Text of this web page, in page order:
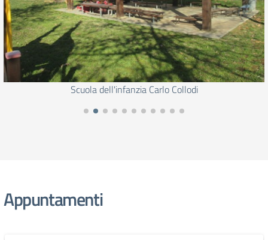
Scuola dell'infanzia Carlo Collodi
Appuntamenti